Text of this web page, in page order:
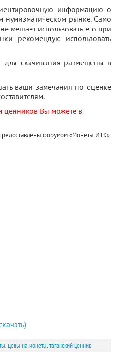
информацию о
нумизматическом рынке. Само
мешает использовать его при
рекомендую использовать
для скачивания размещены в
ваши замечания по оценке
ценников Вы можете в
форумом «Монеты ИТК».
,цены на монеты,таганский ценник